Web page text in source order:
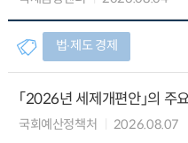
법∙제도 경제
「2026년 세제개편안」의 주
국회예산정책처 2026.08.07